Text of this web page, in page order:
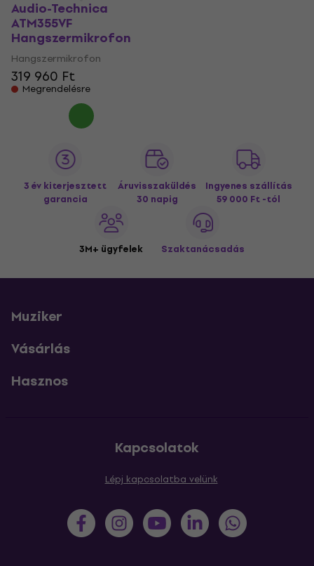
Audio-Technica
ATM355VF
Hangszermikrofon
Hangszermikrofon
319 960 Ft
Megrendelésre
3 év kiterjesztett
garancia
Áruvisszaküldés
30 napig
Ingyenes szállítás
59 000 Ft -tól
3M+ ügyfelek Szaktanácsadás
Muziker
Vásárlás
Hasznos
Kapcsolatok
Lépj kapcsolatba velünk